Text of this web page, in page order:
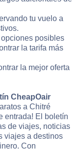
tu vuelo a
posibles
la tarifa más
la mejor oferta
CheapOair
a Chitré
entrada! El boletín
de viajes, noticias
viajes a destinos
Con